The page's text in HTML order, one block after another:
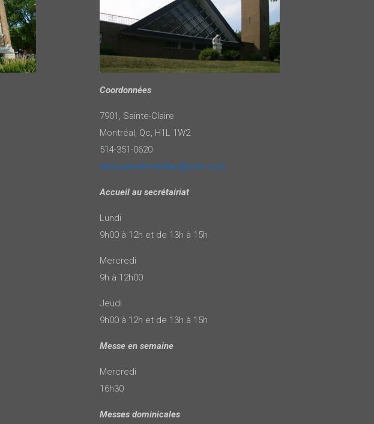
Coordonnées
7901, Sainte-Claire
Montréal, Qc, H1L 1W2
514-351-0620
stelouisedemarillac@msn.com
Accueil au secrétairiat
Lundi
9h00 à 12h et de 13h à 15h
Mercredi
9h à 12h00
Jeudi
9h00 à 12h et de 13h à 15h
Messe en semaine
Mercredi
16h30
Messes dominicales